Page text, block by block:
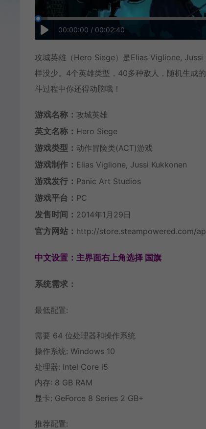
00:00:00 / 00:02:40
攻城英雄（Hero Siege）是Elias Viglione, Jussi
样没少。4个英雄类型，40多种敌人，随机生成
斗过程中你还得动脑哦！
游戏名称： 攻城英雄
英文名称： Hero Siege
游戏类型： 动作冒险类(ACT)游戏
游戏制作： Elias Viglione, Jussi Kukkonen
游戏发行： Panic Art Studios
游戏平台： PC
发售时间： 2014年1月29日
官方网站： http://store.steampowered.com/
中文设置：主界面右上角选择 国旗
系统需求：
最低配置:
需要 64 位处理器和操作系统
操作系统: Windows 10
处理器: Intel Core i5
内存: 8 GB RAM
显卡: GeForce 8 Series 2 GB+
推荐配置: